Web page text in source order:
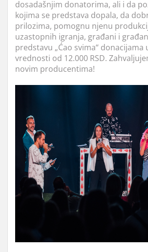
dosadašnjim donatorima, ali i da
kojima se predstava dopala, da
prilozima, pomognu njenu
uzastopnih igranja, građani i
predstavu „Ćao svima“ donacijama
vrednosti od 12.000 RSD.
novim producentima!